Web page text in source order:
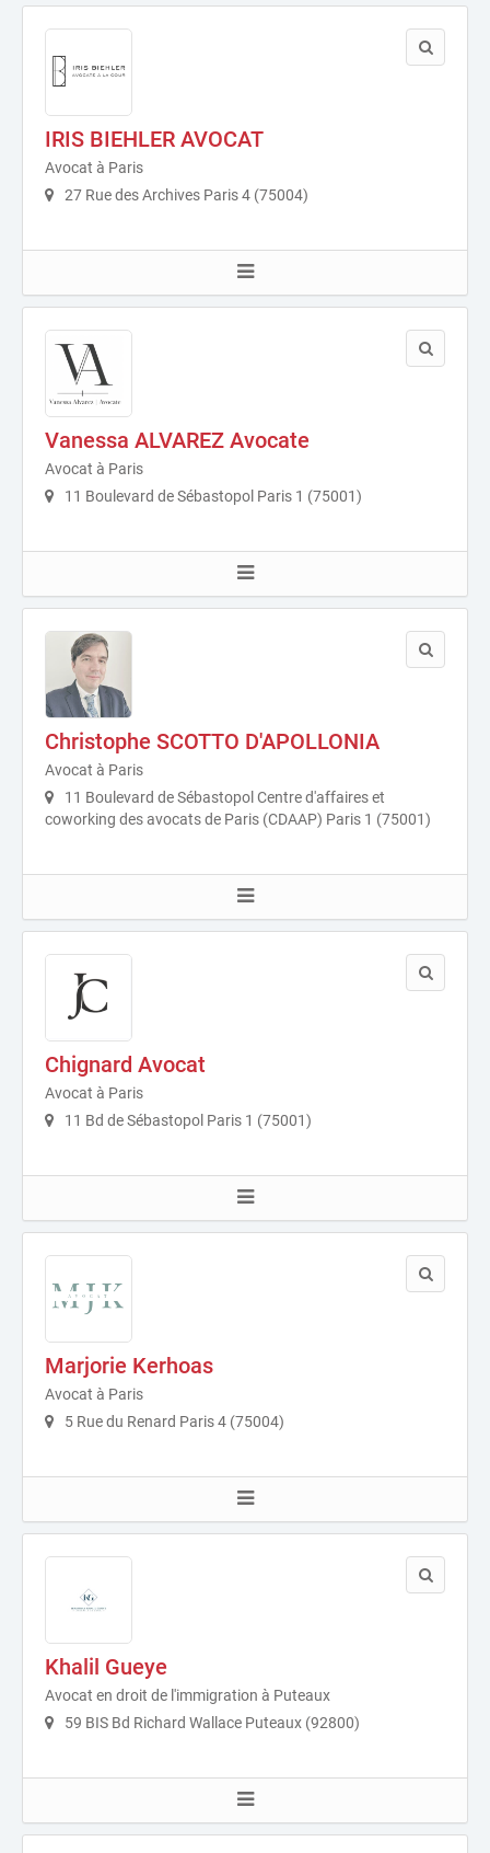
IRIS BIEHLER AVOCAT
Avocat à Paris
27 Rue des Archives Paris 4 (75004)
Vanessa ALVAREZ Avocate
Avocat à Paris
11 Boulevard de Sébastopol Paris 1 (75001)
Christophe SCOTTO D'APOLLONIA
Avocat à Paris
11 Boulevard de Sébastopol Centre d'affaires et
coworking des avocats de Paris (CDAAP) Paris 1 (75001)
Chignard Avocat
Avocat à Paris
11 Bd de Sébastopol Paris 1 (75001)
Marjorie Kerhoas
Avocat à Paris
5 Rue du Renard Paris 4 (75004)
Khalil Gueye
Avocat en droit de l'immigration à Puteaux
59 BIS Bd Richard Wallace Puteaux (92800)